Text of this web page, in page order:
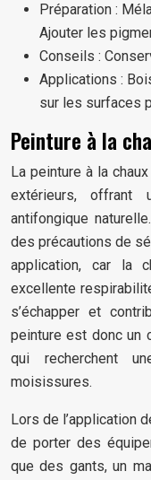
Préparation :
Ajouter les
Conseils :
Applications :
sur les surfaces
Peinture à la
La peinture à la
extérieurs, offrant
antifongique
des précautions de
application, car la
excellente
s’échapper et
peinture est donc un
qui recherchent
moisissures.
Lors de l’application
de porter des
que des gants, un